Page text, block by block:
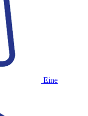
Eine